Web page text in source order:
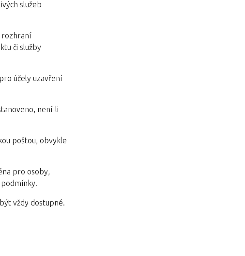
služeb
rozhraní
či služby
účely uzavření
není-li
poštou, obvykle
pro osoby,
vždy dostupné.